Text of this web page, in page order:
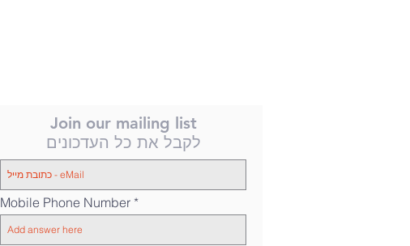
Join our mailing list
לקבל את כל העדכונים
Mobile Phone Number